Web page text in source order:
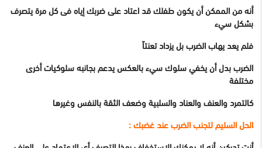
أنه من الممكن أن يكون طفلك قد اعتاد على ضربك إياه فى كل مرة يتصرف
بشكل سيء
فلم يعد يهاب الضرب بل يزداد تعنتاً
الضرب بدل أن يخفي سلوك سيء بالعكس يدعم بجانبه سلوكيات أخرى
مختلفة
كالتمرد والعنف والعناد والسلبية وضعف الثقة بالنفس وغيرها
الحل السليم لتجنب الضرب عند غضبك :